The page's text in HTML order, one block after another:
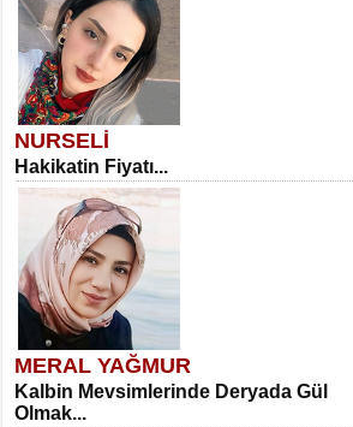
NURSELİ
Hakikatin Fiyatı...
MERAL YAĞMUR
Kalbin Mevsimlerinde Deryada Gül
Olmak...